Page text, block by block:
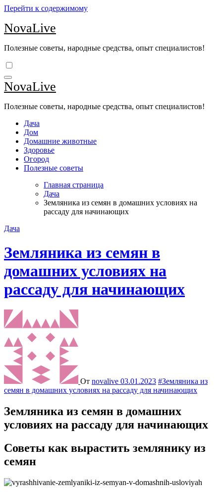
Перейти к содержимому
NovaLive
Полезные советы, народные средства, опыт специалистов!
NovaLive
Полезные советы, народные средства, опыт специалистов!
Дача
Дом
Домашние животные
Здоровье
Огород
Полезные советы
Главная страница
Дача
Земляника из семян в домашних условиях на
рассаду для начинающих
Дача
Земляника из семян в
домашних условиях на
рассаду для начинающих
От novalive 03.01.2023 #Земляника из
семян в домашних условиях на рассаду для начинающих
Земляника из семян в домашних
условиях на рассаду для начинающих
Советы как вырастить землянику из
семян